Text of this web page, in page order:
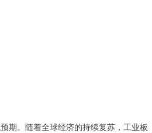
期。随着全球经济的持续复苏，工业板